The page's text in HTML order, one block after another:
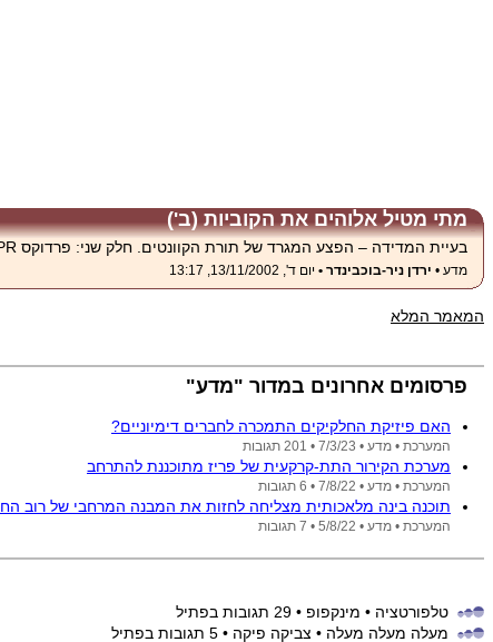
מתי מטיל אלוהים את הקוביות (ב')
בעיית המדידה – הפצע המגרד של תורת הקוונטים. חלק שני: פרדוקס EPR ואי־שוויון בל.
מדע • ירדן ניר-בוכבינדר • יום ד', 13/11/2002, 13:17
המאמר המלא
פרסומים אחרונים במדור "מדע"
האם פיזיקת החלקיקים התמכרה לחברים דימיוניים?
המערכת • מדע • 7/3/23 • 201 תגובות
מערכת הקירור התת-קרקעית של פריז מתוכננת להתרחב
המערכת • מדע • 7/8/22 • 6 תגובות
תוכנה בינה מלאכותית מצליחה לחזות את המבנה המרחבי של רוב
המערכת • מדע • 5/8/22 • 7 תגובות
טלפורטציה • מינקפופ • 29 תגובות בפתיל
מעלה מעלה מעלה • צביקה פיקה • 5 תגובות בפתיל